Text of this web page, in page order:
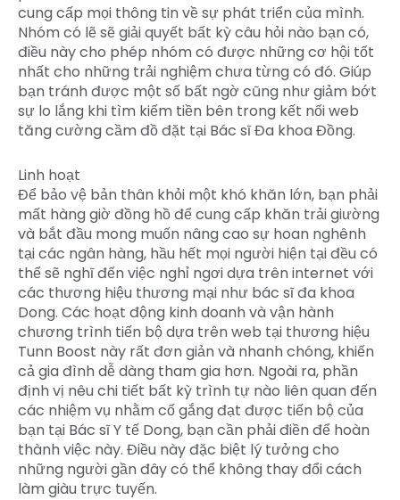
cung cấp mọi thông tin về sự phát triển của mình.
Nhóm có lẽ sẽ giải quyết bất kỳ câu hỏi nào bạn có,
điều này cho phép nhóm có được những cơ hội tốt
nhất cho những trải nghiệm chưa từng có đó. Giúp
bạn tránh được một số bất ngờ cũng như giảm bớt
sự lo lắng khi tìm kiếm tiền bên trong kết nối web
tăng cường cầm đồ đặt tại Bác sĩ Đa khoa Đồng.
Linh hoạt
Để bảo vệ bản thân khỏi một khó khăn lớn, bạn phải
mất hàng giờ đồng hồ để cung cấp khăn trải giường
và bắt đầu mong muốn nâng cao sự hoan nghênh
tại các ngân hàng, hầu hết mọi người hiện tại đều có
thể sẽ nghĩ đến việc nghỉ ngơi dựa trên internet với
các thương hiệu thương mại như bác sĩ đa khoa
Dong. Các hoạt động kinh doanh và vận hành
chương trình tiến bộ dựa trên web tại thương hiệu
Tunn Boost này rất đơn giản và nhanh chóng, khiến
cả gia đình dễ dàng tham gia hơn. Ngoài ra, phần
định vị nêu chi tiết bất kỳ trình tự nào liên quan đến
các nhiệm vụ nhằm cố gắng đạt được tiến bộ của
bạn tại Bác sĩ Y tế Dong, bạn cần phải điền để hoàn
thành việc này. Điều này đặc biệt lý tưởng cho
những người gần đây có thể không thay đổi cách
làm giàu trực tuyến.